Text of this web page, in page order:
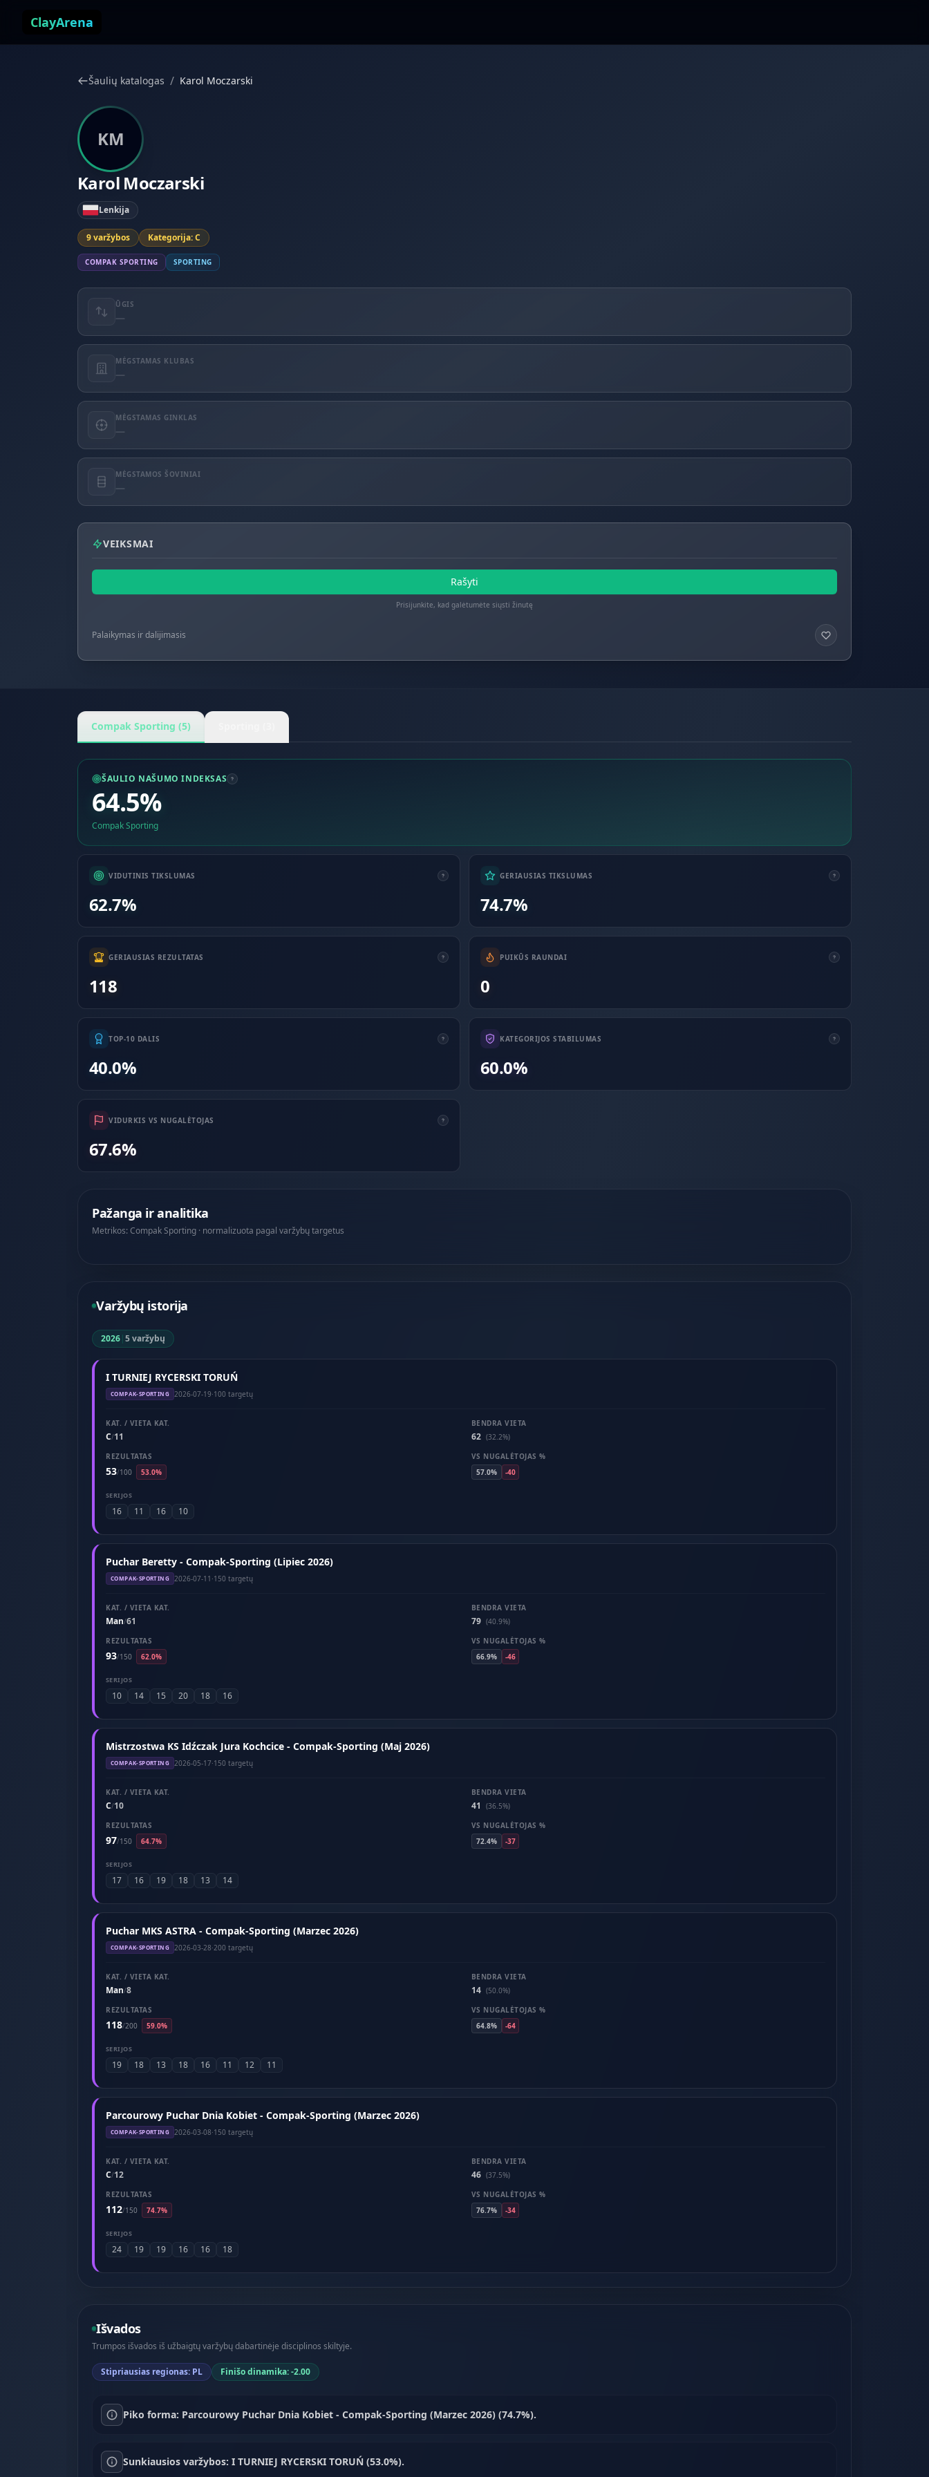
ClayArena
Šaulių katalogas / Karol Moczarski
KM
Karol Moczarski
Lenkija
9 varžybos Kategorija: C
COMPAK SPORTING SPORTING
ŪGIS
—
MĖGSTAMAS KLUBAS
—
MĖGSTAMAS GINKLAS
—
MĖGSTAMOS ŠOVINIAI
—
VEIKSMAI
Rašyti
Prisijunkite, kad galėtumėte siųsti žinutę
Palaikymas ir dalijimasis
Compak Sporting (5)
ŠAULIO NAŠUMO INDEKSAS
64.5%
Compak Sporting
VIDUTINIS TIKSLUMAS
62.7%
GERIAUSIAS TIKSLUMAS
74.7%
GERIAUSIAS REZULTATAS
118
PUIKŪS RAUNDAI
0
TOP-10 DALIS
40.0%
KATEGORIJOS STABILUMAS
60.0%
VIDURKIS VS NUGALĖTOJAS
67.6%
Pažanga ir analitika
Metrikos: Compak Sporting · normalizuota pagal varžybų targetus
Varžybų istorija
2026|5 varžybų
I TURNIEJ RYCERSKI TORUŃ
COMPAK-SPORTING 2026-07-19·100 targetų
KAT. / VIETA KAT.
C/11
BENDRA VIETA
62 (32.2%)
REZULTATAS
53/100 53.0%
VS NUGALĖTOJAS %
57.0%
-40
SERIJOS
16 11 16 10
Puchar Beretty - Compak-Sporting (Lipiec 2026)
COMPAK-SPORTING 2026-07-11 ·150 targetų
KAT. / VIETA KAT.
Man/61
BENDRA VIETA
79 (40.9%)
REZULTATAS
93/150 62.0%
VS NUGALĖTOJAS %
66.9%
-46
SERIJOS
10 14 15 20 18 16
Mistrzostwa KS Idźczak Jura Kochcice - Compak-Sporting (Maj 2026)
COMPAK-SPORTING 2026-05-17·150 targetų
KAT. / VIETA KAT.
C/10
BENDRA VIETA
41
(36.5%)
REZULTATAS
97/150 64.7%
VS NUGALĖTOJAS %
72.4%
-37
SERIJOS
17 16 19 18 13 14
Puchar MKS ASTRA - Compak-Sporting (Marzec 2026)
COMPAK-SPORTING 2026-03-28·200 targetų
KAT. / VIETA KAT.
Man/8
BENDRA VIETA
14 (50.0%)
REZULTATAS
118/200 59.0%
VS NUGALĖTOJAS %
64.8%
-64
SERIJOS
19 18 13 18 16 11 12 11
Parcourowy Puchar Dnia Kobiet - Compak-Sporting (Marzec 2026)
COMPAK-SPORTING 2026-03-08·150 targetų
KAT. / VIETA KAT.
C/12
BENDRA VIETA
46 (37.5%)
REZULTATAS
112/150 74.7%
VS NUGALĖTOJAS %
76.7%
-34
SERIJOS
24 19 19 16 16 18
Išvados
Trumpos išvados iš užbaigtų varžybų dabartinėje disciplinos skiltyje.
Stipriausias regionas: PL Finišo dinamika: -2.00
Piko forma: Parcourowy Puchar Dnia Kobiet - Compak-Sporting (Marzec 2026) (74.7%).
Sunkiausios varžybos: I TURNIEJ RYCERSKI TORUŃ (53.0%).